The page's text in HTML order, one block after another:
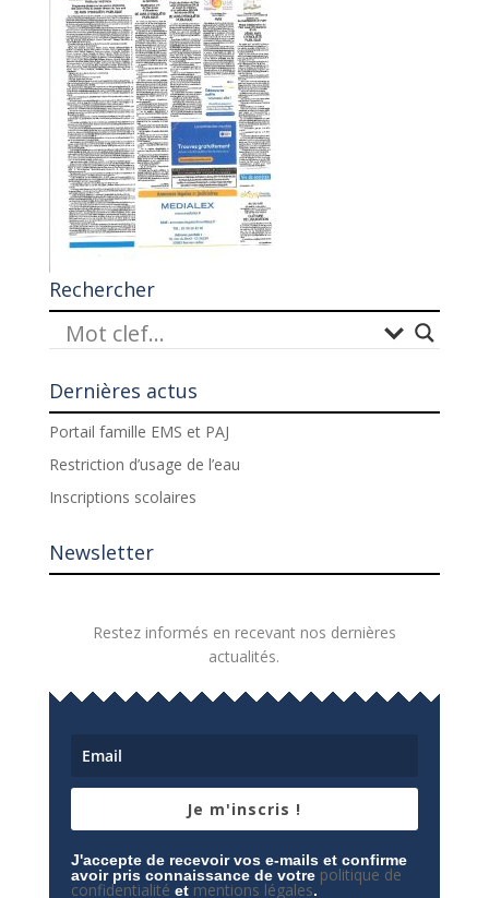
Rechercher
Dernières actus
Portail famille EMS et PAJ
Restriction d’usage de l’eau
Inscriptions scolaires
Newsletter
Restez informés en recevant nos dernières
actualités.
Je m'inscris !
J'accepte de recevoir vos e-mails et confirme
avoir pris connaissance de votre politique de
confidentialité et mentions légales.